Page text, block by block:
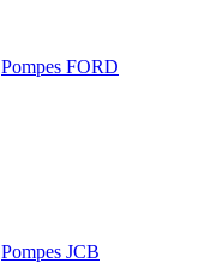
Pompes FORD
Pompes JCB